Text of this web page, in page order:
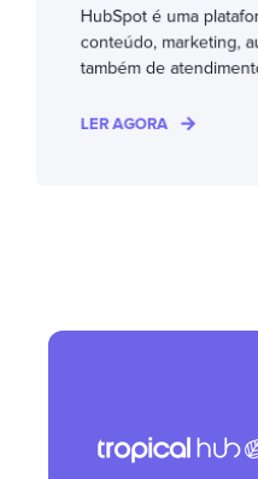
HubSpot é uma
conteúdo, marketing,
também de
LER AGORA